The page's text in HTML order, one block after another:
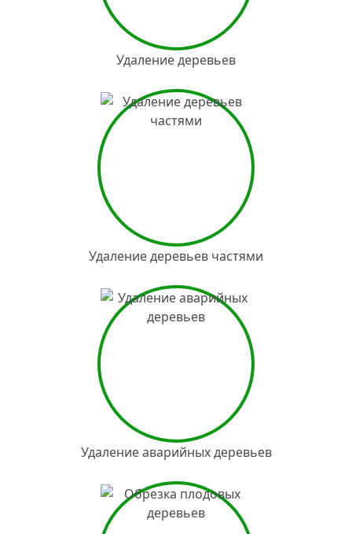
Удаление деревьев
Удаление деревьев частями
Удаление аварийных деревьев